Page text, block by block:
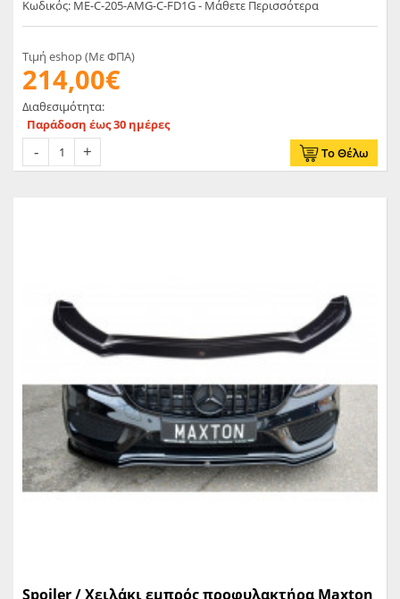
Κωδικός: ME-C-205-AMG-C-FD1G - Μάθετε Περισσότερα
Τιμή eshop (Με ΦΠΑ)
214,00€
Διαθεσιμότητα:
Παράδοση έως 30 ημέρες
Το Θέλω
Spoiler / Χειλάκι εμπρός προφυλακτήρα Maxton